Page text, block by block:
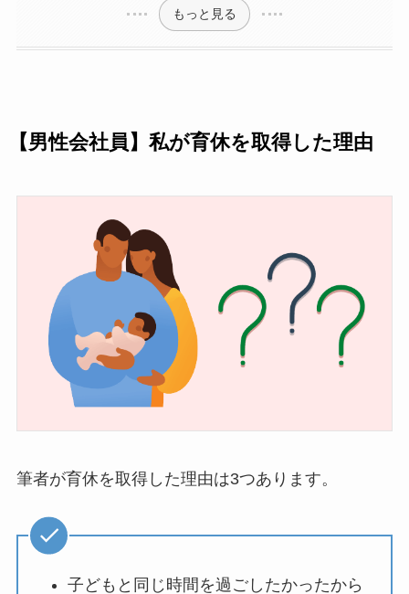
もっと見る
【男性会社員】私が育休を取得した理由
筆者が育休を取得した理由は3つあります。
子どもと同じ時間を過ごしたかったから